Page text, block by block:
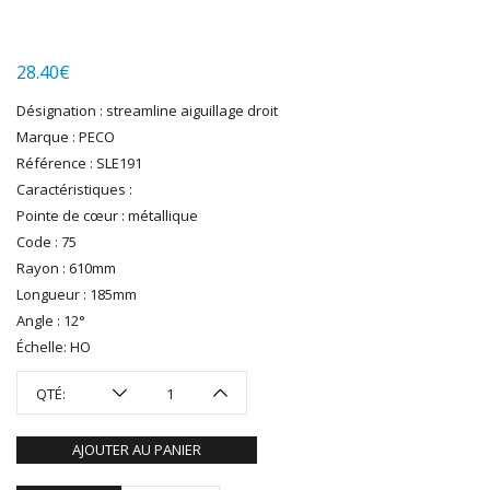
MAKETTE
MARLKIN
MKD
NOREV
NOVATEUR MODELES
PECO
PG mini
PIKO
PN SUD MODELISME
PREISER
PRINCE AUGUST
R37
REDUTEX
RÉGIONS ET COMPAGNIES
28.40€
Désignation : streamline aiguillage droit
Marque : PECO
Référence : SLE191
Caractéristiques :
Pointe de cœur : métallique
Code : 75
Rayon : 610mm
Longueur : 185mm
Angle : 12°
Échelle: HO
QTÉ:
AJOUTER AU PANIER